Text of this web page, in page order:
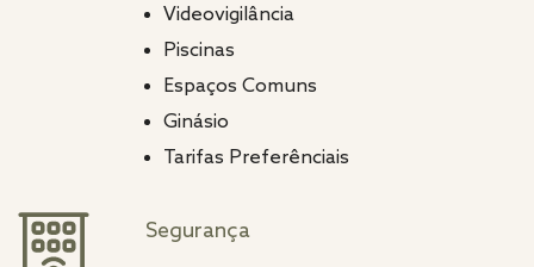
Videovigilância
Piscinas
Espaços Comuns
Ginásio
Tarifas Preferênciais
Segurança